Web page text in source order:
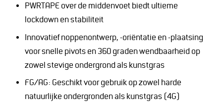
PWRTAPE over de middenvoet biedt ultieme
lockdown en stabiliteit
Innovatief noppenontwerp, -oriëntatie en -plaatsing
voor snelle pivots en 360 graden wendbaarheid op
zowel stevige ondergrond als kunstgras
FG/AG: Geschikt voor gebruik op zowel harde
natuurlijke ondergronden als kunstgras (4G)